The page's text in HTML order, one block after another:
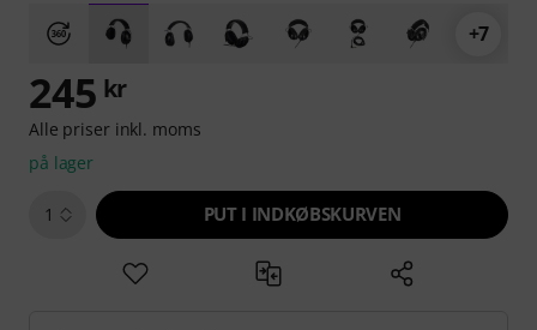
+7
245 kr
Alle priser inkl. moms
på lager
1 PUT I INDKØBSKURVEN